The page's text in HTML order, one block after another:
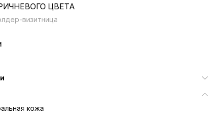
ЦВЕТА
визитница
кожа